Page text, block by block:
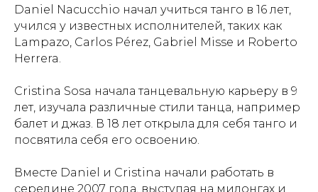
Daniel Nacucchio начал учиться танго в 16 лет,
учился у известных исполнителей, таких как
Lampazo, Carlos Pérez, Gabriel Misse и Roberto
Herrera.
Cristina Sosa начала танцевальную карьеру в 9
лет, изучала различные стили танца, например
балет и джаз. В 18 лет открыла для себя танго и
посвятила себя его освоению.
Вместе Daniel и Cristina начали работать в
середине 2007 года, выступая на милонгах и